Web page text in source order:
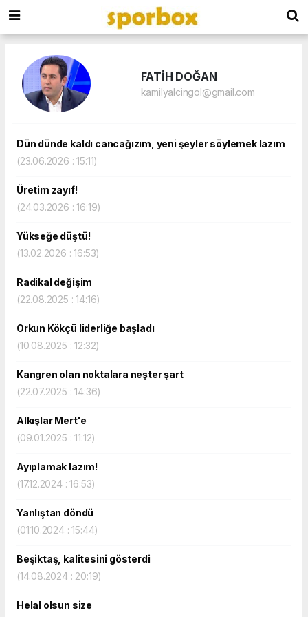
FATİH DOĞAN
kamilyalcingol@gmail.com
Dün dünde kaldı cancağızım, yeni şeyler söylemek lazım
(23.06.2026 : 15:11)
Üretim zayıf!
(24.03.2026 : 16:19)
Yükseğe düştü!
(13.02.2026 : 16:53)
Radikal değişim
(22.08.2025 : 14:16)
Orkun Kökçü liderliğe başladı
(10.08.2025 : 12:32)
Kangren olan noktalara neşter şart
(22.07.2025 : 14:36)
Alkışlar Mert'e
(09.01.2025 : 11:12)
Ayıplamak lazım!
(17.12.2024 : 16:53)
Yanlıştan döndü
(01.10.2024 : 15:44)
Beşiktaş, kalitesini gösterdi
(14.08.2024 : 20:19)
Helal olsun size